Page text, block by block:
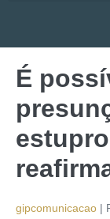
É
gipcomunicacao |